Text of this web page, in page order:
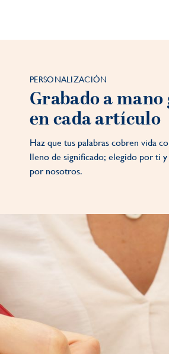
PERSONALIZACIÓN
Grabado a
en cada artículo
Haz que tus palabras cobren vida
lleno de significado; elegido por ti y
por nosotros.